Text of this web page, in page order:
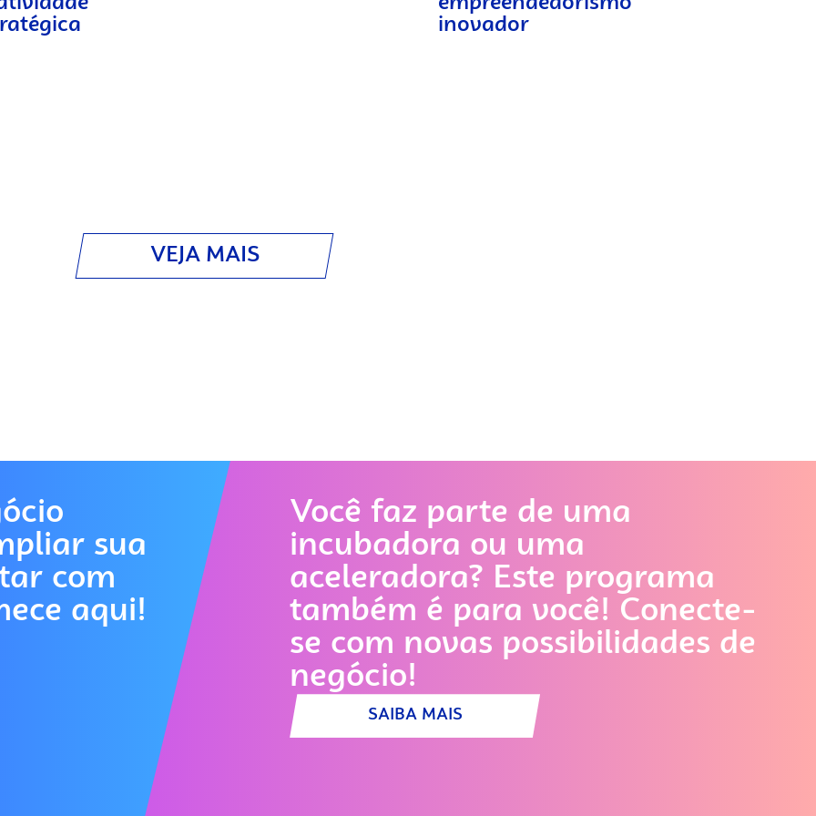
inovador
VEJA MAIS
sua
com
aqui!
Você faz parte de uma
incubadora ou uma
aceleradora? Este programa
também é para você! Conecte-
se com novas possibilidades de
negócio!
SAIBA MAIS